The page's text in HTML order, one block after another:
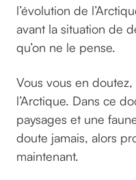
l’évolution de
avant la situation de
qu’on ne le pense.
Vous vous en
l’Arctique. Dans ce
paysages et une
doute jamais, alors
maintenant.